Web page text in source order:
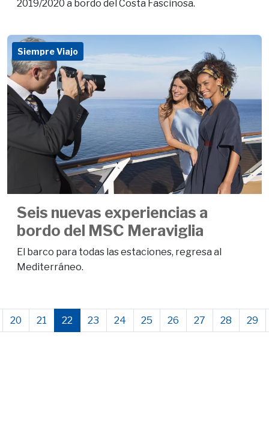
2019/2020 a bordo del Costa Fascinosa.
Siempre Viajo
Seis nuevas experiencias a
bordo del MSC Meraviglia
El barco para todas las estaciones, regresa al
Mediterráneo.
20 21 22 23 24 25 26 27 28 29